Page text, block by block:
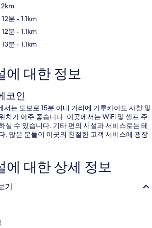
분 - 1.1km
분 - 1.1km
분 - 1.1km
에 대한 정보
코인
서는 도보로 15분 이내 거리에 가루카야도 사찰 및
치가 아주 좋습니다. 이곳에서는 WiFi 및 셀프 주
실 수 있습니다. 기타 편의 시설과 서비스로는 테
. 많은 분들이 이곳의 친절한 고객 서비스에 굉장
에 대한 상세 정보
기